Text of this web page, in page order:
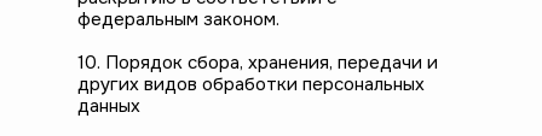
федеральным законом.
10. Порядок сбора, хранения, передачи и
других видов обработки персональных
данных